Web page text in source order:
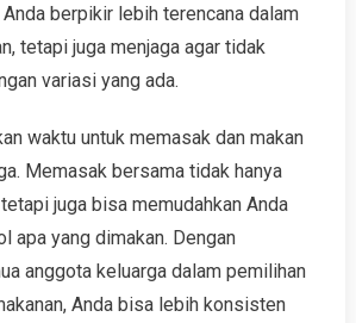
berpikir lebih terencana dalam
tetapi juga menjaga agar tidak
variasi yang ada.
waktu untuk memasak dan makan
Memasak bersama tidak hanya
juga bisa memudahkan Anda
apa yang dimakan. Dengan
anggota keluarga dalam pemilihan
Anda bisa lebih konsisten